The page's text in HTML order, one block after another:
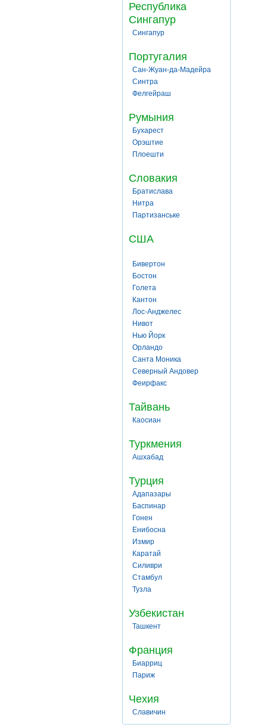
Республика
Сингапур
Сингапур
Португалия
Сан-Жуан-да-Мадейра
Синтра
Фелгейраш
Румыния
Бухарест
Орэштие
Плоешти
Словакия
Братислава
Нитра
Партизанське
США
Бивертон
Бостон
Голета
Кантон
Лос-Анджелес
Нивот
Нью Йорк
Орландо
Санта Моника
Северный Андовер
Феирфакс
Тайвань
Каосиан
Туркмения
Ашхабад
Турция
Адапазары
Баспинар
Гонен
Енибосна
Измир
Каратай
Силиври
Стамбул
Тузла
Узбекистан
Ташкент
Франция
Биарриц
Париж
Чехия
Славичин